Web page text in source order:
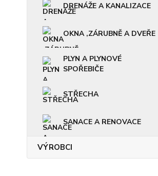
DRENÁŽE A KANALIZACE
OKNA ,ZÁRUBNĚ A DVEŘE
PLYN A PLYNOVÉ
SPOŘEBIČE
STŘECHA
SANACE A RENOVACE
VÝROBCI